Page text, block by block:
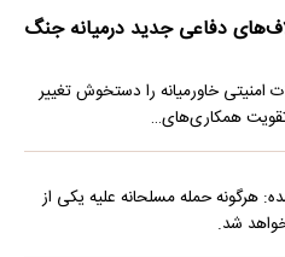
دفاعی جدید درمیانه جنگ
امنیتی خاورمیانه را دستخوش تغییر
همکاری‌های…
هرگونه حمله مسلحانه علیه یکی از
شد.